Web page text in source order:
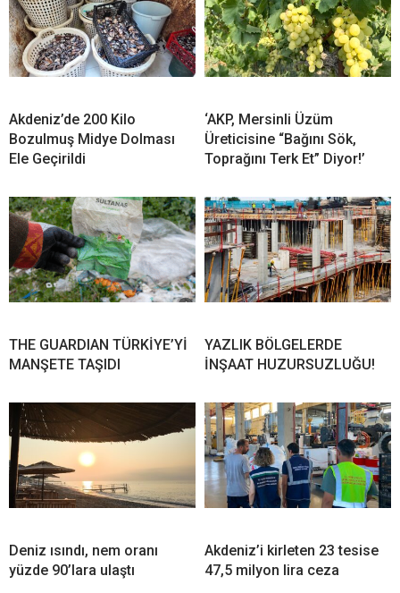
Akdeniz’de 200 Kilo
Bozulmuş Midye Dolması
Ele Geçirildi
‘AKP, Mersinli Üzüm
Üreticisine “Bağını Sök,
Toprağını Terk Et” Diyor!’
THE GUARDIAN TÜRKİYE’Yİ
MANŞETE TAŞIDI
YAZLIK BÖLGELERDE
İNŞAAT HUZURSUZLUĞU!
Deniz ısındı, nem oranı
yüzde 90’lara ulaştı
Akdeniz’i kirleten 23 tesise
47,5 milyon lira ceza